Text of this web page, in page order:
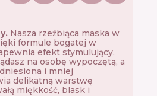
Nasza rzeźbiąca maska w
formule bogatej w
efekt stymulujący,
na osobę wypoczętą, a
i mniej
delikatną warstwę
miękkość, blask i